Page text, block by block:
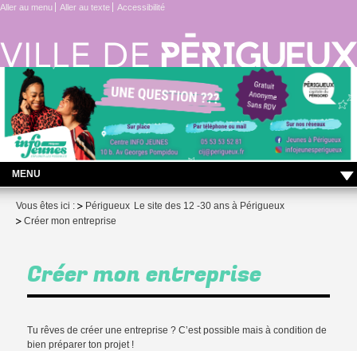
Aller au menu Aller au texte Accessibilité
MENU
LES ACTUS DU CENTRE INFO JEUNES !
Me former – travailler
Vous êtes ici : Périgueux Le site des 12 -30 ans à Périgueux
Créer mon entreprise
Créer mon entreprise
Tu rêves de créer une entreprise ? C’est possible mais à condition de
bien préparer ton projet !